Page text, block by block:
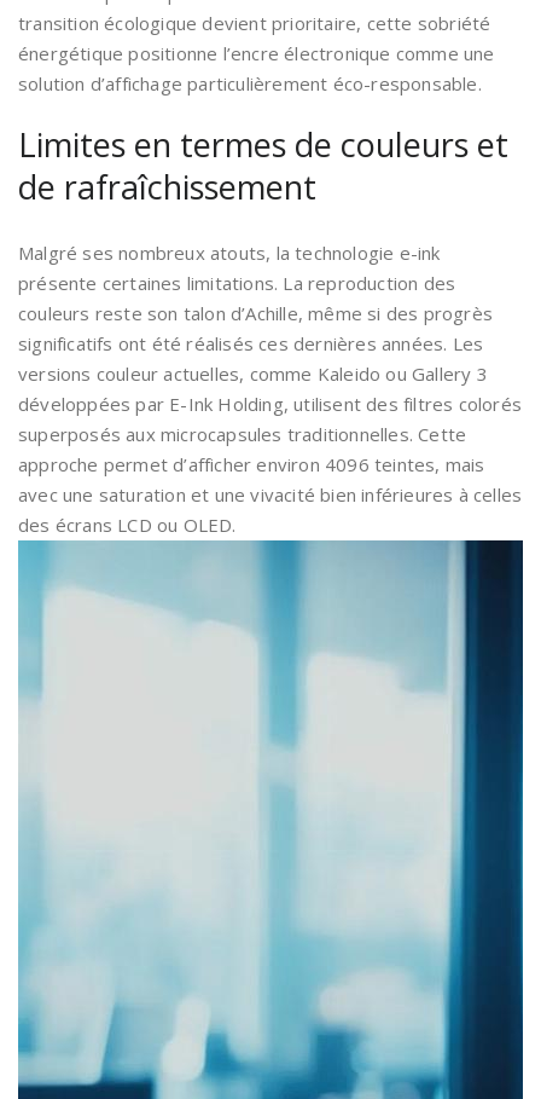
transition écologique devient prioritaire, cette sobriété
énergétique positionne l’encre électronique comme une
solution d’affichage particulièrement éco-responsable.
Limites en termes de couleurs et
de rafraîchissement
Malgré ses nombreux atouts, la technologie e-ink
présente certaines limitations. La reproduction des
couleurs reste son talon d’Achille, même si des progrès
significatifs ont été réalisés ces dernières années. Les
versions couleur actuelles, comme Kaleido ou Gallery 3
développées par E-Ink Holding, utilisent des filtres colorés
superposés aux microcapsules traditionnelles. Cette
approche permet d’afficher environ 4096 teintes, mais
avec une saturation et une vivacité bien inférieures à celles
des écrans LCD ou OLED.